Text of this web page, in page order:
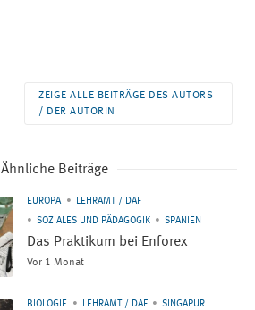
ZEIGE ALLE BEITRÄGE DES AUTORS
/ DER AUTORIN
Ähnliche Beiträge
EUROPA
LEHRAMT / DAF
SOZIALES UND PÄDAGOGIK
SPANIEN
Das Praktikum bei Enforex
Vor 1 Monat
BIOLOGIE LEHRAMT / DAF
SINGAPUR